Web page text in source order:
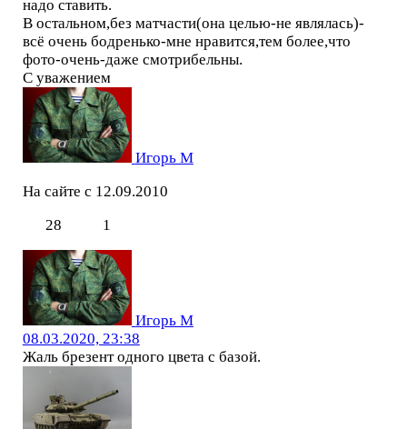
надо ставить.
В остальном,без матчасти(она целью-не являлась)-
всё очень бодренько-мне нравится,тем более,что
фото-очень-даже смотрибельны.
С уважением
Игорь М
На сайте с 12.09.2010
28
1
Игорь М
08.03.2020, 23:38
Жаль брезент одного цвета с базой.